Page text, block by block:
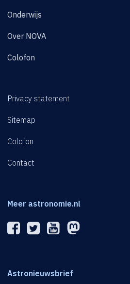
Onderwijs
Over NOVA
Colofon
Privacy statement
Sitemap
Colofon
Contact
Meer astronomie.nl
Astronieuwsbrief